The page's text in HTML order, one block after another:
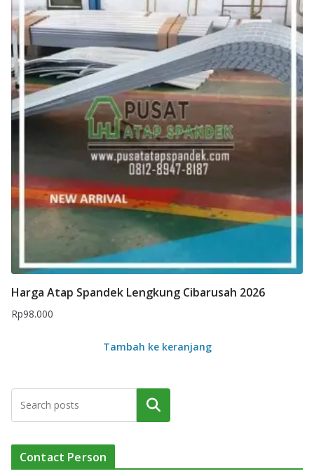
Harga Atap Spandek Lengkung Cibarusah 2026
Rp98.000
Tambah ke keranjang
Cari
Contact Person